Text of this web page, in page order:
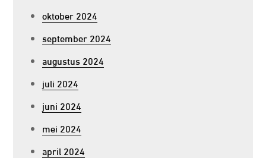
oktober 2024
september 2024
augustus 2024
juli 2024
juni 2024
mei 2024
april 2024